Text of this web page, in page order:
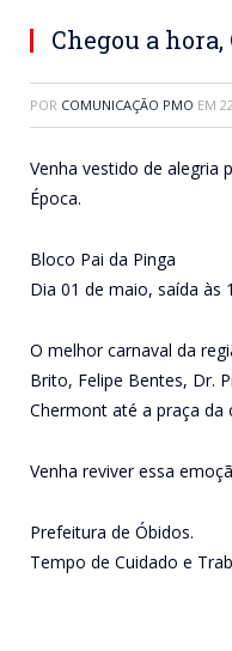
Chegou a
POR COMUNICAÇÃO PMO EM
Venha vestido de alegria
Época.
Bloco Pai da Pinga
Dia 01 de maio, saída às
O melhor carnaval da
Brito, Felipe Bentes, Dr.
Chermont até a praça da
Venha reviver essa
Prefeitura de Óbidos.
Tempo de Cuidado e